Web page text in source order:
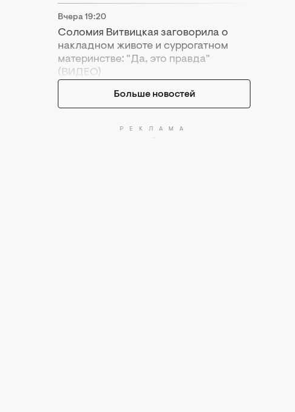
Вчера 19:20
Соломия Витвицкая заговорила о
накладном животе и суррогатном
материнстве: "Да, это правда"
(ВИДЕО)
Больше новостей